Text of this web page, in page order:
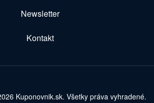
Newsletter
Kontakt
Kuponovnik.sk. Všetky práva vyhradené.